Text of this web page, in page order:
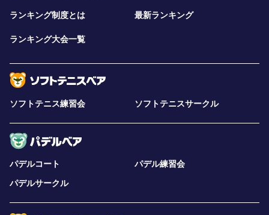
ランキング制度とは 最新ランキング
ランキング大会一覧
ソフトテニス練習会 ソフトテニスサークル
パデルコート
パデル練習会
パデルサークル